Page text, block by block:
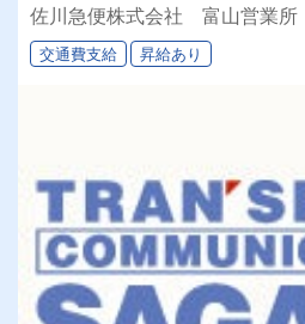
佐川急便株式会社 富山営業所
交通費支給 昇給あり